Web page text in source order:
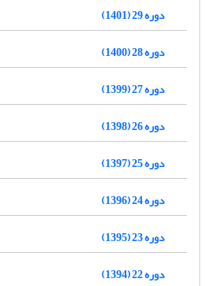
دوره 29 (1401)
دوره 28 (1400)
دوره 27 (1399)
دوره 26 (1398)
دوره 25 (1397)
دوره 24 (1396)
دوره 23 (1395)
دوره 22 (1394)